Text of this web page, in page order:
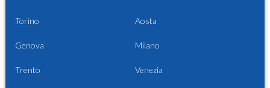
Torino Aosta
Genova Milano
Trento Venezia